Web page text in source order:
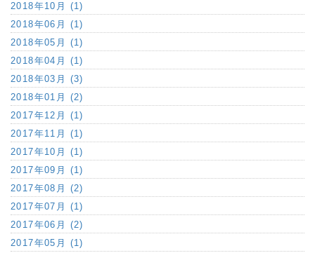
2018年10月 (1)
2018年06月 (1)
2018年05月 (1)
2018年04月 (1)
2018年03月 (3)
2018年01月 (2)
2017年12月 (1)
2017年11月 (1)
2017年10月 (1)
2017年09月 (1)
2017年08月 (2)
2017年07月 (1)
2017年06月 (2)
2017年05月 (1)